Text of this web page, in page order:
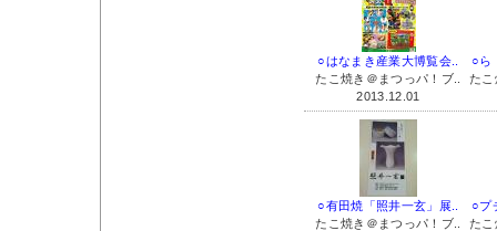
○はなまき産業大博覧会..
たこ焼き＠まつっパ！ブ..
2013.12.01
○ら
たこ
○有田焼「照井一玄」展..
たこ焼き＠まつっパ！ブ..
○プ
たこ